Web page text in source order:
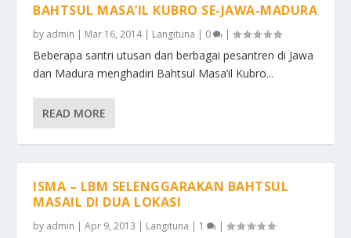
BAHTSUL MASA’IL KUBRO SE-JAWA-MADURA
by admin | Mar 16, 2014| Langituna | 0 |
Beberapa santri utusan dari berbagai pesantren di Jawa
dan Madura menghadiri Bahtsul Masa’il Kubro...
READ MORE
ISMA – LBM SELENGGARAKAN BAHTSUL
MASAIL DI DUA LOKASI
by admin |Apr 9, 2013 | Langituna | 1 |